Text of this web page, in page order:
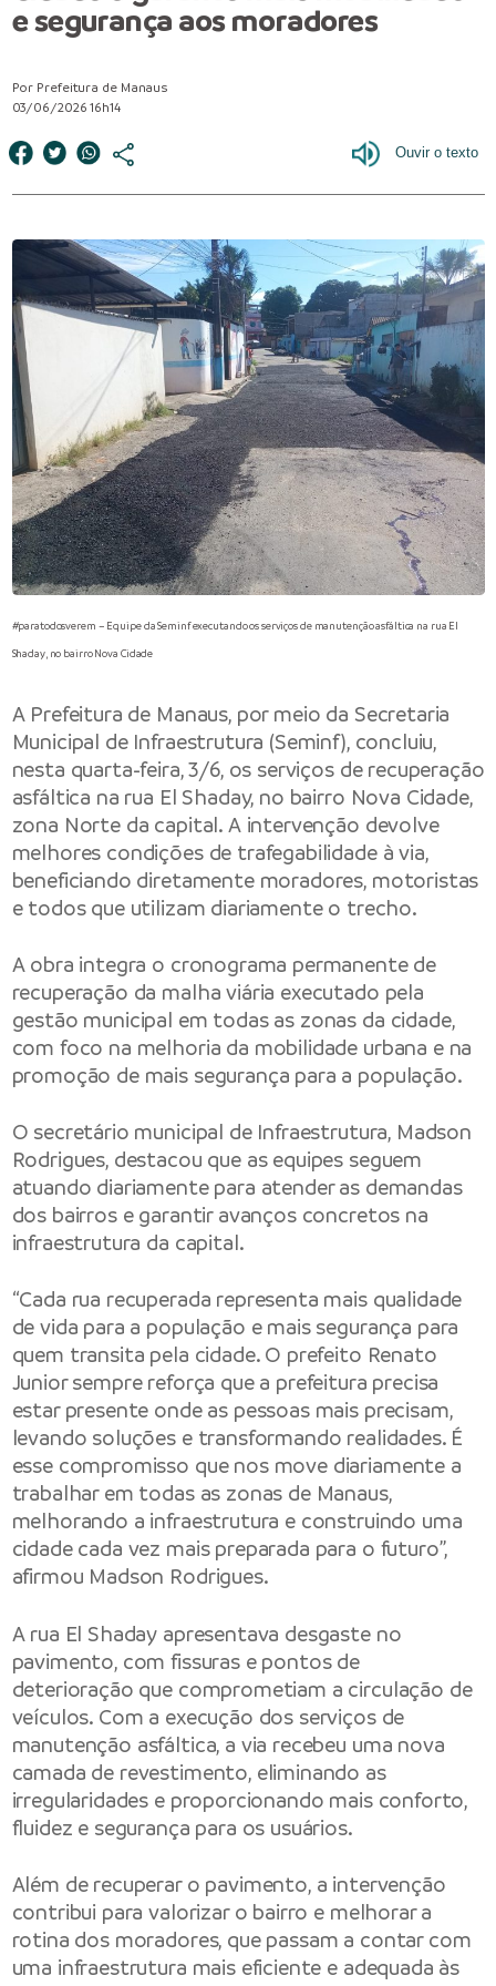
e segurança aos moradores
Por Prefeitura de Manaus
03/06/2026 16h14
#paratodosverem – Equipe da Seminf executando os serviços de manutenção asfáltica na rua El
Shaday, no bairro Nova Cidade
A Prefeitura de Manaus, por meio da Secretaria
Municipal de Infraestrutura (Seminf), concluiu,
nesta quarta-feira, 3/6, os serviços de recuperação
asfáltica na rua El Shaday, no bairro Nova Cidade,
zona Norte da capital. A intervenção devolve
melhores condições de trafegabilidade à via,
beneficiando diretamente moradores, motoristas
e todos que utilizam diariamente o trecho.
A obra integra o cronograma permanente de
recuperação da malha viária executado pela
gestão municipal em todas as zonas da cidade,
com foco na melhoria da mobilidade urbana e na
promoção de mais segurança para a população.
O secretário municipal de Infraestrutura, Madson
Rodrigues, destacou que as equipes seguem
atuando diariamente para atender as demandas
dos bairros e garantir avanços concretos na
infraestrutura da capital.
“Cada rua recuperada representa mais qualidade
de vida para a população e mais segurança para
quem transita pela cidade. O prefeito Renato
Junior sempre reforça que a prefeitura precisa
estar presente onde as pessoas mais precisam,
levando soluções e transformando realidades. É
esse compromisso que nos move diariamente a
trabalhar em todas as zonas de Manaus,
melhorando a infraestrutura e construindo uma
cidade cada vez mais preparada para o futuro”,
afirmou Madson Rodrigues.
A rua El Shaday apresentava desgaste no
pavimento, com fissuras e pontos de
deterioração que comprometiam a circulação de
veículos. Com a execução dos serviços de
manutenção asfáltica, a via recebeu uma nova
camada de revestimento, eliminando as
irregularidades e proporcionando mais conforto,
fluidez e segurança para os usuários.
Além de recuperar o pavimento, a intervenção
contribui para valorizar o bairro e melhorar a
rotina dos moradores, que passam a contar com
uma infraestrutura mais eficiente e adequada às